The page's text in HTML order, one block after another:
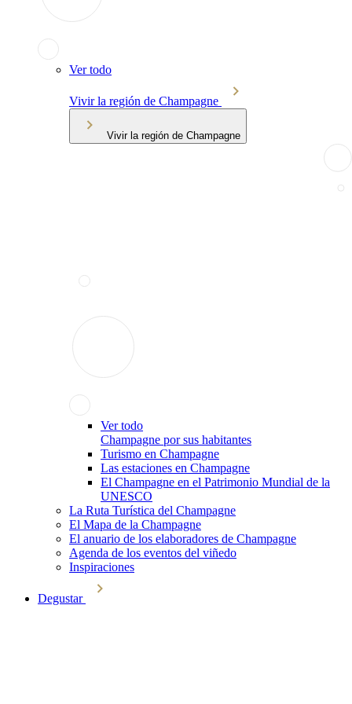
Ver todo
Vivir la región de Champagne
Vivir la región de Champagne
Ver todo
Champagne por sus habitantes
Turismo en Champagne
Las estaciones en Champagne
El Champagne en el Patrimonio Mundial de la
UNESCO
La Ruta Turística del Champagne
El Mapa de la Champagne
El anuario de los elaboradores de Champagne
Agenda de los eventos del viñedo
Inspiraciones
Degustar